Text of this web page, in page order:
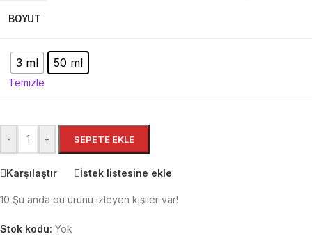
BOYUT
3 ml 50 ml
Temizle
- + SEPETE EKLE
Karşılaştır İstek listesine ekle
10 Şu anda bu ürünü izleyen kişiler var!
Stok kodu: Yok